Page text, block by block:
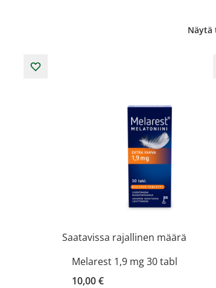
Näytä
Saatavissa rajallinen määrä
Melarest 1,9 mg 30 tabl
10,00 €